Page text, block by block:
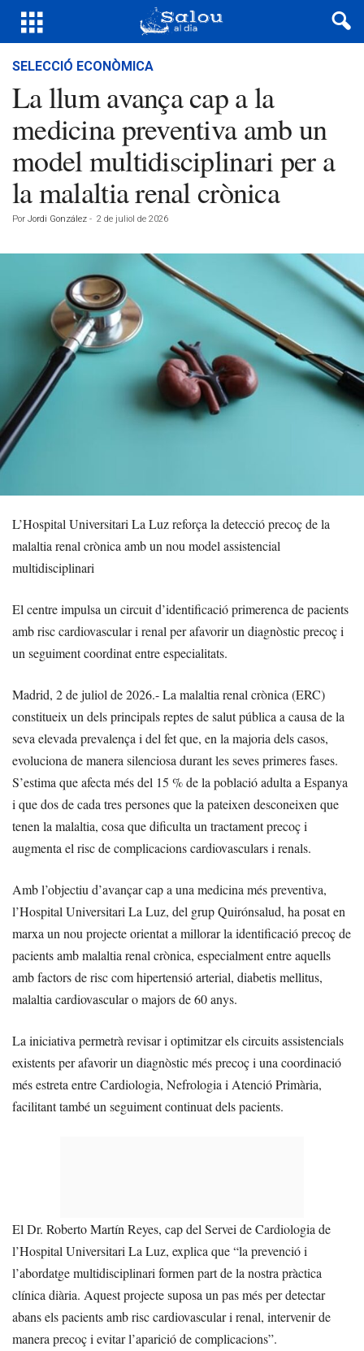
SELECCIÓ ECONÒMICA
La llum avança cap a la
medicina preventiva amb un
model multidisciplinari per a
la malaltia renal crònica
Por Jordi González - 2 de juliol de 2026
L’Hospital Universitari La Luz reforça la detecció precoç de la
malaltia renal crònica amb un nou model assistencial
multidisciplinari
El centre impulsa un circuit d’identificació primerenca de pacients
amb risc cardiovascular i renal per afavorir un diagnòstic precoç i
un seguiment coordinat entre especialitats.
Madrid, 2 de juliol de 2026.- La malaltia renal crònica (ERC)
constitueix un dels principals reptes de salut pública a causa de la
seva elevada prevalença i del fet que, en la majoria dels casos,
evoluciona de manera silenciosa durant les seves primeres fases.
S’estima que afecta més del 15 % de la població adulta a Espanya
i que dos de cada tres persones que la pateixen desconeixen que
tenen la malaltia, cosa que dificulta un tractament precoç i
augmenta el risc de complicacions cardiovasculars i renals.
Amb l’objectiu d’avançar cap a una medicina més preventiva,
l’Hospital Universitari La Luz, del grup Quirónsalud, ha posat en
marxa un nou projecte orientat a millorar la identificació precoç de
pacients amb malaltia renal crònica, especialment entre aquells
amb factors de risc com hipertensió arterial, diabetis mellitus,
malaltia cardiovascular o majors de 60 anys.
La iniciativa permetrà revisar i optimitzar els circuits assistencials
existents per afavorir un diagnòstic més precoç i una coordinació
més estreta entre Cardiologia, Nefrologia i Atenció Primària,
facilitant també un seguiment continuat dels pacients.
El Dr. Roberto Martín Reyes, cap del Servei de Cardiologia de
l’Hospital Universitari La Luz, explica que “la prevenció i
l’abordatge multidisciplinari formen part de la nostra pràctica
clínica diària. Aquest projecte suposa un pas més per detectar
abans els pacients amb risc cardiovascular i renal, intervenir de
manera precoç i evitar l’aparició de complicacions”.